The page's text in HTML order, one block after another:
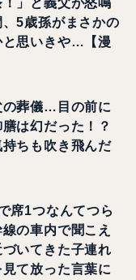
5歳孫がまさかの
と思いきや…【漫
の葬儀…目の前に
は幻だった！？
ちも吹き飛んだ
席1つなんてつら
の車内で聞こえ
いてきた子連れ
て放った言葉に